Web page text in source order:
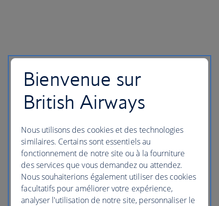
Bienvenue sur
British Airways
Nous utilisons des cookies et des technologies
similaires. Certains sont essentiels au
fonctionnement de notre site ou à la fourniture
des services que vous demandez ou attendez.
Nous souhaiterions également utiliser des cookies
facultatifs pour améliorer votre expérience,
analyser l'utilisation de notre site, personnaliser le